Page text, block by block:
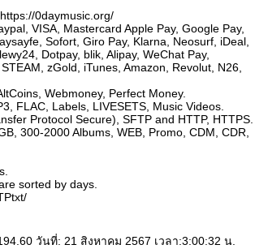
0daymusic.org/
VISA, Mastercard Apple Pay, Google Pay,
Sofort, Giro Pay, Klarna, Neosurf, iDeal,
Dotpay, blik, Alipay, WeChat Pay,
zGold, iTunes, Amazon, Revolut, N26,
Webmoney, Perfect Money.
FLAC, Labels, LIVESETS, Music Videos.
Protocol Secure), SFTP and HTTP, HTTPS.
300-2000 Albums, WEB, Promo, CDM, CDR,
sorted by days.
วันที่: 21 สิงหาคม 2567 เวลา:3:00:32 น.